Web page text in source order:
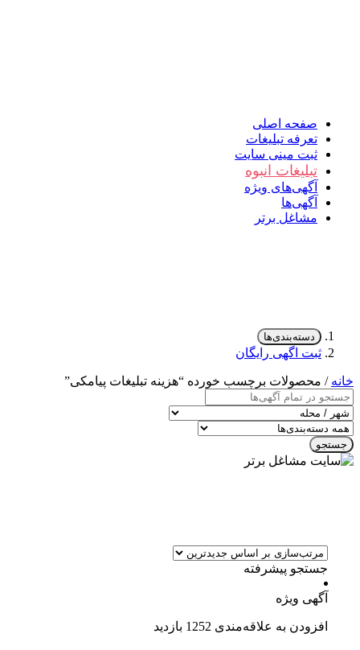
صفحه اصلی
تعرفه تبلیغات
ثبت مینی سایت
تبلیغات انبوه
آگهی‌های ویژه
آگهی‌ها
مشاغل برتر
دسته‌بندی‌ها
ثبت اگهی رایگان
خانه / محصولات برچسب خورده “هزینه تبلیغات پیامکی”
جستجو
جستجو پیشرفته
آگهی ویژه
افزودن به علاقه‌مندی 1252 بازدید